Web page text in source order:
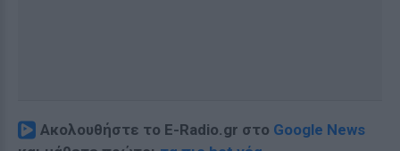
Ακολουθήστε το E-Radio.gr στο Google News